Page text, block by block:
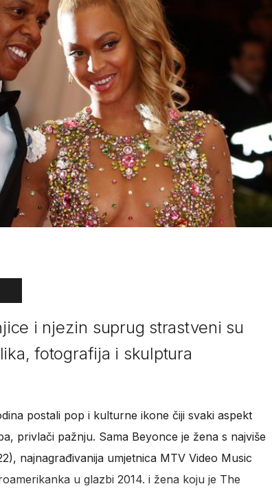
i njezin suprug strastveni su
fotografija i skulptura
postali pop i kulturne ikone čiji svaki aspekt
privlači pažnju. Sama Beyonce je žena s najviše
najnagrađivanija umjetnica MTV Video Music
u glazbi 2014. i žena koju je The